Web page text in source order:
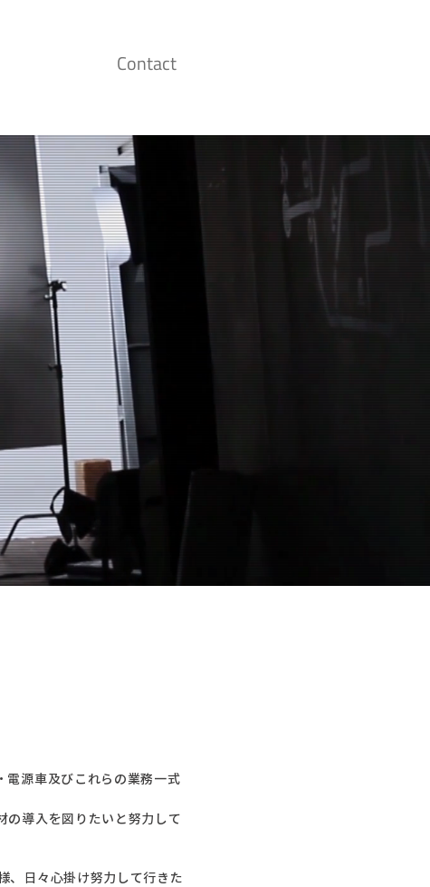
Contact
電源車及びこれらの業務一式
の導入を図りたいと努力して
、日々心掛け努力して行きた